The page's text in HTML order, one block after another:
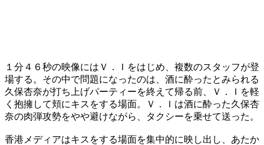
１分４６秒の映像にはＶ．Ｉをはじめ、複数のスタッフが登
場する。その中で問題になったのは、酒に酔ったとみられる
久保杏奈が打ち上げパーティーを終えて帰る前、Ｖ．Ｉを軽
く抱擁して頬にキスをする場面。Ｖ．Ｉは酒に酔った久保杏
奈の肉弾攻勢をやや避けながら、タクシーを乗せて送った。
香港メディアはキスをする場面を集中的に映し出し、あたか